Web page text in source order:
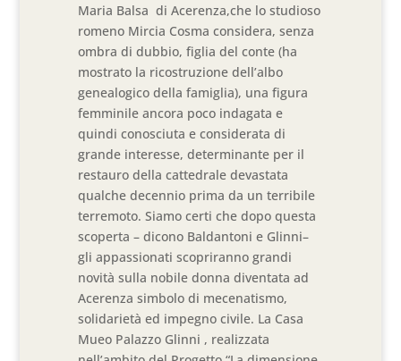
Maria Balsa di Acerenza,che lo studioso
romeno Mircia Cosma considera, senza
ombra di dubbio, figlia del conte (ha
mostrato la ricostruzione dell’albo
genealogico della famiglia), una figura
femminile ancora poco indagata e
quindi conosciuta e considerata di
grande interesse, determinante per il
restauro della cattedrale devastata
qualche decennio prima da un terribile
terremoto. Siamo certi che dopo questa
scoperta – dicono Baldantoni e Glinni–
gli appassionati scopriranno grandi
novità sulla nobile donna diventata ad
Acerenza simbolo di mecenatismo,
solidarietà ed impegno civile. La Casa
Mueo Palazzo Glinni , realizzata